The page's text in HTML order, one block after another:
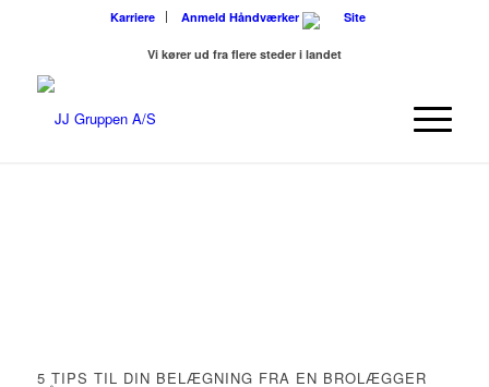
Karriere Anmeld Håndværker
Vi kører ud fra flere steder i landet
5 TIPS TIL DIN BELÆGNING FRA EN BROLÆGGER